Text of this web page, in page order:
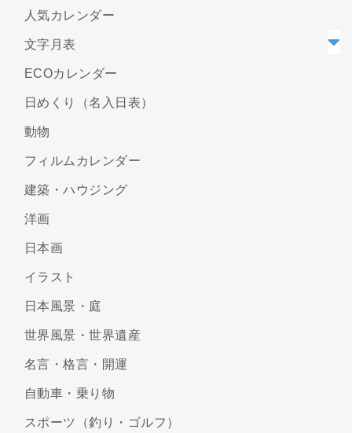
人気カレンダー
文字月表
ECOカレンダー
日めくり（名入日表）
動物
フィルムカレンダー
建築・ハウジング
洋画
日本画
イラスト
日本風景・庭
世界風景・世界遺産
名言・格言・開運
自動車・乗り物
スポーツ（釣り・ゴルフ）